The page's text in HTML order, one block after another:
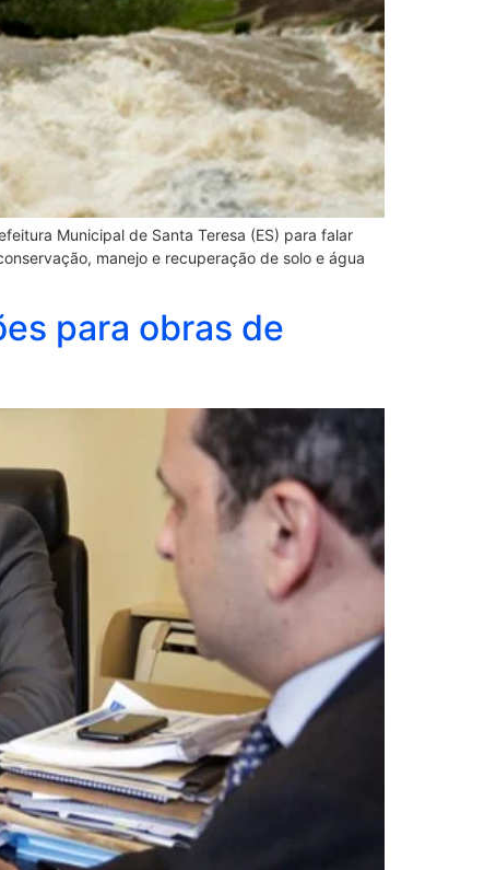
Municipal de Santa Teresa (ES) para falar
manejo e recuperação de solo e água
para obras de